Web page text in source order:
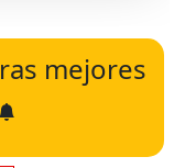
mejores